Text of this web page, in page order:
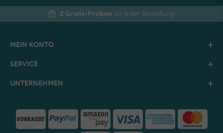
2 Gratis-Proben zu jeder Bestellung
MEIN KONTO
SERVICE
UNTERNEHMEN